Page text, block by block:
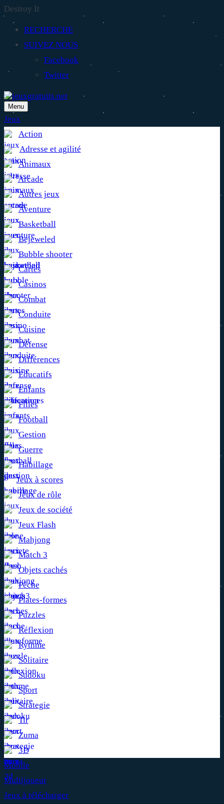
Destroy It
RECHERCHE
SUIVEZ NOUS
Facebook
Twitter
Menu
Jeux
Action
Adresse et agilité
Animaux
Arcade
Autres jeux
Aventure
Basketball
Bejeweled
Bubble shooter
Cartes
Casinos
Combat
Conduite
Cuisine
Défense
Différences
Educatifs
Enfants
Filles
Football
Gestion
Guerre
Habillage
Jeux à scores
Jeux de rôle
Jeux de société
Jeux Flash
Mahjong
Match 3
Objets cachés
Pêche
Plates-formes
Puzzles
Réflexion
Rythme
Solitaire
Sudoku
Sport
Strategie
Tir
Zuma
3D
Mobile
Multijoueur
Jeux à télécharger